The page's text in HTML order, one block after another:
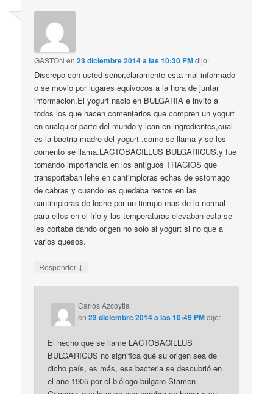
GASTON en23 diciembre 2014 a las 10:30 PMdijo:
Discrepo con usted señor,claramente esta mal informado
o se movio por lugares equivocos a la hora de juntar
informacion.El yogurt nacio en BULGARIA e invito a
todos los que hacen comentarios que compren un yogurt
en cualquier parte del mundo y lean en ingredientes,cual
es la bactria madre del yogurt ,como se llama y se los
comento se llama.LACTOBACILLUS BULGARICUS,y fue
tomando importancia en los antiguos TRACIOS que
transportaban lehe en cantimploras echas de estomago
de cabras y cuando les quedaba restos en las
cantimploras de leche por un tiempo mas de lo normal
para ellos en el frio y las temperaturas elevaban esta se
les cortaba dando origen no solo al yogurt si no que a
varios quesos.
Responder ↓
Carlos Azcoytia
en23 diciembre 2014 a las 10:49 PMdijo:
El hecho que se llame LACTOBACILLUS
BULGARICUS no significa qué su origen sea de
dicho país, es más, esa bacteria se descubrió en
el año 1905 por el biólogo búlgaro Stamen